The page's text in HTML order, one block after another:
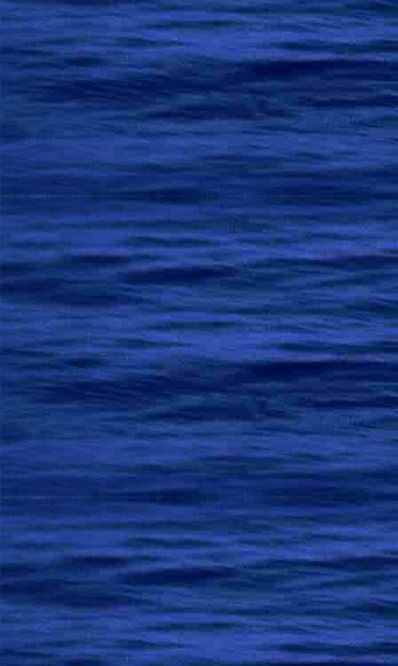
… все
Земля  и
Что  все
И,  значит,
Все
Мудрец  себя
Но  в
Последний  первым
Волшебным
И,  растворившись
… сам
Подобна  воде
Собою  даря,
Течет
Похожа  на